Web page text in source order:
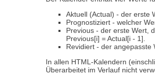
Aktuell (Actual) - der erste
Prognostiziert - welcher
Previous - der erste Wert,
Previous[i] = Actual[i - 1].
Revidiert - der angepasste
In allen HTML-Kalendern
Überarbeitet im Verlauf nicht